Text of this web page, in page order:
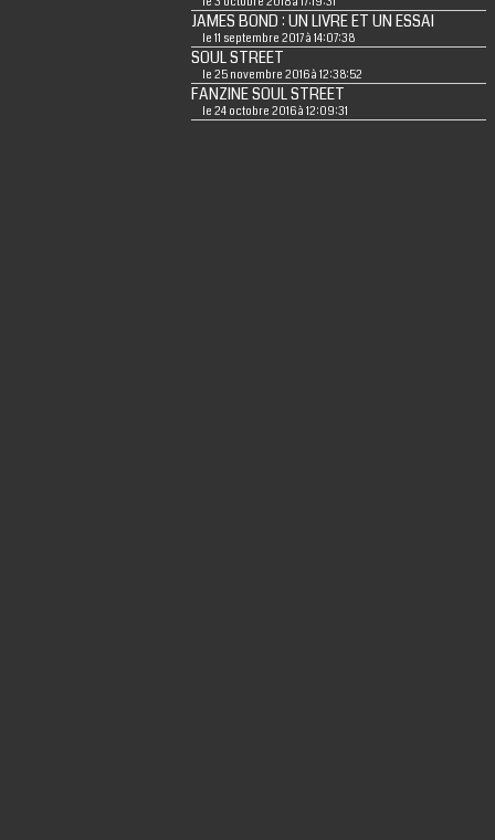
JAMES BOND : UN LIVRE ET UN ESSAI
le 11 septembre 2017 à 14:07:38
SOUL STREET
le 25 novembre 2016 à 12:38:52
FANZINE SOUL STREET
le 24 octobre 2016 à 12:09:31